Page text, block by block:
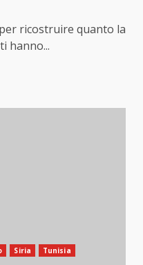
ricostruire quanto la
hanno...
Siria Tunisia